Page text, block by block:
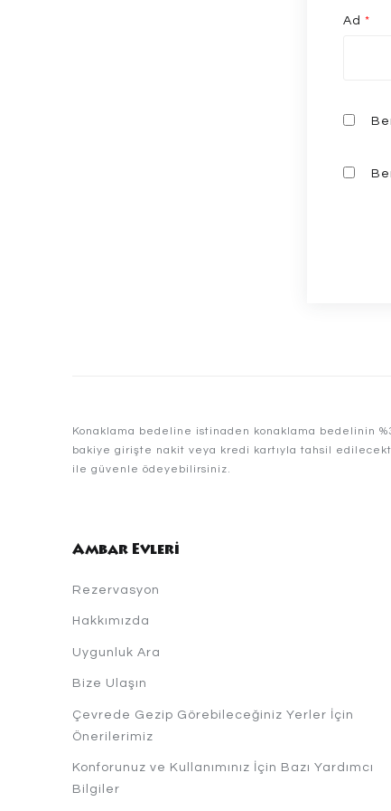
Ad *
Konaklama bedeline istinaden konaklama bedelinin
bakiye girişte nakit veya kredi kartıyla tahsil
ile güvenle ödeyebilirsiniz.
Ambar Evleri
Rezervasyon
Hakkımızda
Uygunluk Ara
Bize Ulaşın
Çevrede Gezip Görebileceğiniz Yerler İçin
Önerilerimiz
Konforunuz ve Kullanımınız İçin Bazı Yardımcı
Bilgiler